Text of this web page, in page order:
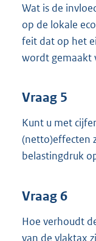
Wat is de
op de lokale
feit dat op het
wordt gemaakt
Vraag 5
Kunt u met
(netto)effecten
belastingdruk
Vraag 6
Hoe verhoudt
van de vlaktax